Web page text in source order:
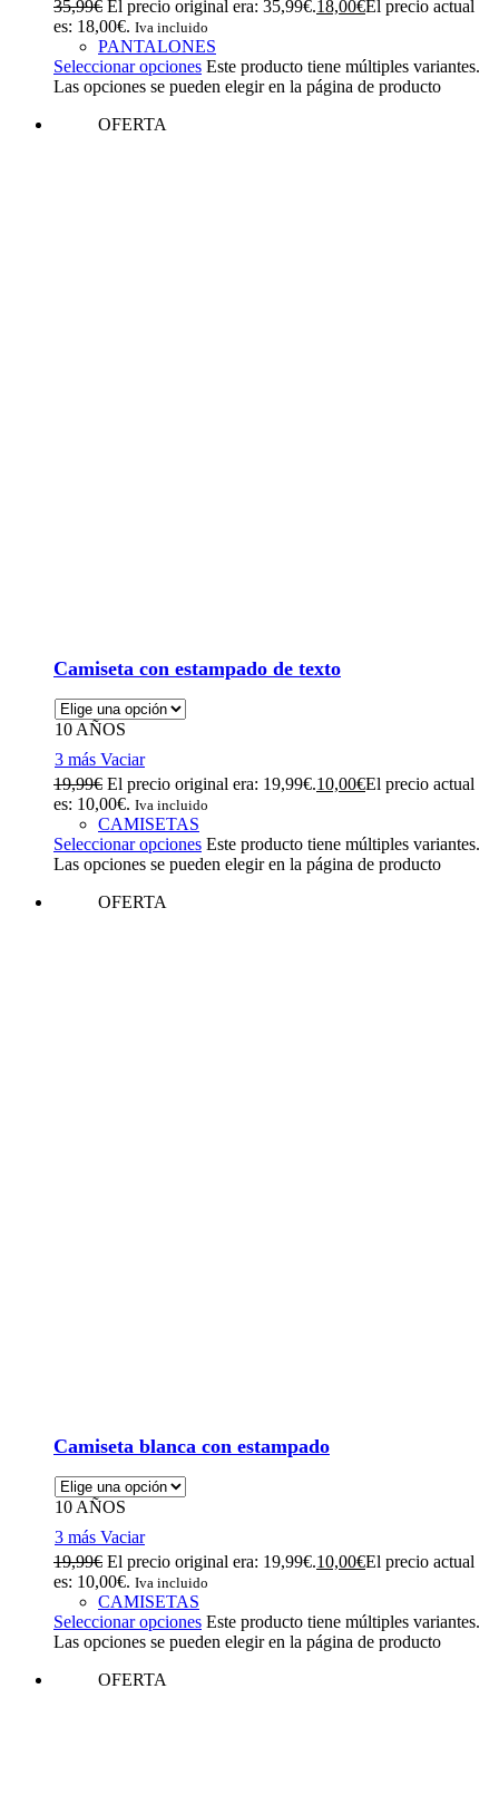
35,99€ El precio original era: 35,99€.18,00€El precio actual
es: 18,00€. Iva incluido
PANTALONES
Seleccionar opciones Este producto tiene múltiples variantes.
Las opciones se pueden elegir en la página de producto
OFERTA
Camiseta con estampado de texto
10 AÑOS
3 más Vaciar
19,99€ El precio original era: 19,99€.10,00€El precio actual
es: 10,00€. Iva incluido
CAMISETAS
Seleccionar opciones Este producto tiene múltiples variantes.
Las opciones se pueden elegir en la página de producto
OFERTA
Camiseta blanca con estampado
10 AÑOS
3 más Vaciar
19,99€ El precio original era: 19,99€.10,00€El precio actual
es: 10,00€. Iva incluido
CAMISETAS
Seleccionar opciones Este producto tiene múltiples variantes.
Las opciones se pueden elegir en la página de producto
OFERTA